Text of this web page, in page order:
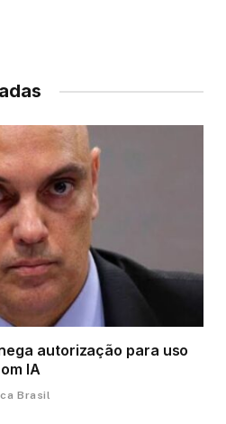
autorização para uso
IA
Brasil